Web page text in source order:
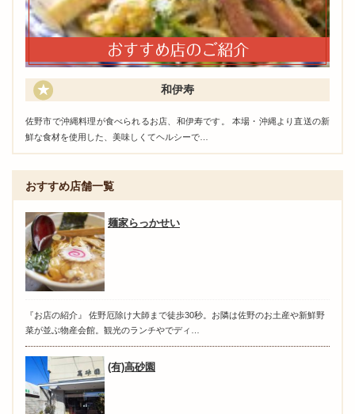
和伊寿
佐野市で沖縄料理が食べられるお店、和伊寿です。 本場・沖縄より直送の新
鮮な食材を使用した、美味しくてヘルシーで…
おすすめ店舗一覧
麺家らっかせい
『お店の紹介』 佐野厄除け大師まで徒歩30秒。お隣は佐野のお土産や新鮮野
菜が並ぶ物産会館。観光のランチやでディ…
(有)高砂園